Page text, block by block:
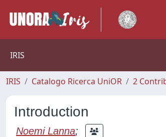
IRIS
IRIS Catalogo Ricerca UniOR 2
Introduction
Noemi Lanna;